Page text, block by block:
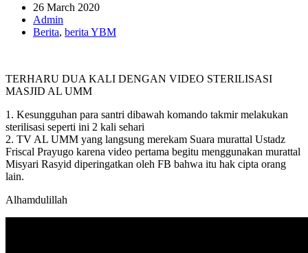
26 March 2020
Admin
Berita, berita YBM
TERHARU DUA KALI DENGAN VIDEO STERILISASI
MASJID AL UMM
1. Kesungguhan para santri dibawah komando takmir melakukan
sterilisasi seperti ini 2 kali sehari
2. TV AL UMM yang langsung merekam Suara murattal Ustadz
Friscal Prayugo karena video pertama begitu menggunakan murattal
Misyari Rasyid diperingatkan oleh FB bahwa itu hak cipta orang
lain.
Alhamdulillah